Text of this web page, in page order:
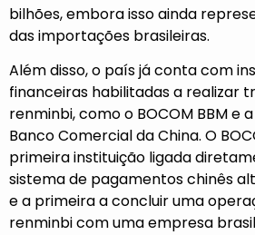
bilhões, embora isso ainda
das importações brasileiras.
Além disso, o país já conta com
financeiras habilitadas a realizar
renminbi, como o BOCOM BBM e
Banco Comercial da China. O
primeira instituição ligada
sistema de pagamentos chinês
e a primeira a concluir uma
renminbi com uma empresa